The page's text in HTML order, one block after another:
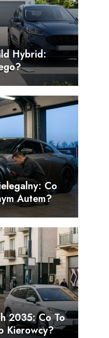
Hybrid:
Co
Autem?
2035: Co To
Kierowcy?